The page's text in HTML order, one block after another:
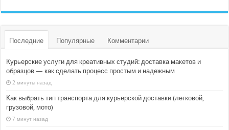
Последние Популярные Комментарии
Курьерские услуги для креативных студий: доставка макетов и
образцов — как сделать процесс простым и надежным
2 минуты назад
Как выбрать тип транспорта для курьерской доставки (легковой,
грузовой, мото)
7 минут назад